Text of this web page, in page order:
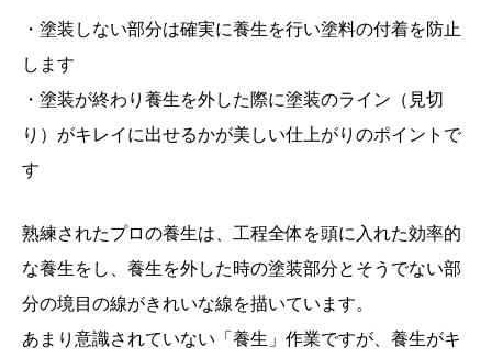
・塗装しない部分は確実に養生を行い塗料の付着を防止
します
・塗装が終わり養生を外した際に塗装のライン（見切
り）がキレイに出せるかが美しい仕上がりのポイントで
す
熟練されたプロの養生は、工程全体を頭に入れた効率的
な養生をし、養生を外した時の塗装部分とそうでない部
分の境目の線がきれいな線を描いています。
あまり意識されていない「養生」作業ですが、養生がキ